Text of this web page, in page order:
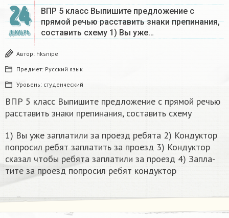
24
ДЕКАБРЬ
ВПР 5 класс Выпишите предложение с
прямой речью расставить знаки препинания,
составить схему 1) Вы уже…
Автор: hksnipe
Предмет: Русский язык
Уровень: студенческий
ВПР 5 класс Выпишите предложение с прямой речью
расставить знаки препинания, составить схему
1) Вы уже за­пла­ти­ли за про­езд ре­бя­та 2) Кон­дук­тор
по­про­сил ребят за­пла­тить за про­езд 3) Кон­дук­тор
ска­зал чтобы ре­бя­та за­пла­ти­ли за про­езд 4) За­пла­
ти­те за про­езд по­про­сил ребят кон­дук­тор​